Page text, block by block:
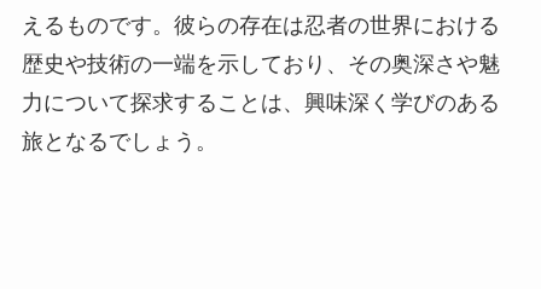
えるものです。彼らの存在は忍者の世界における
歴史や技術の一端を示しており、その奥深さや魅
力について探求することは、興味深く学びのある
旅となるでしょう。